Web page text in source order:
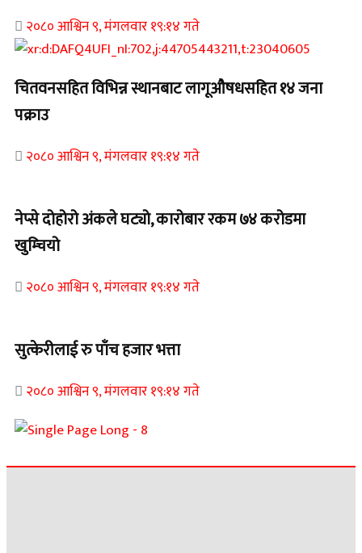
२०८० आश्विन ९, मंगलवार १९:१४ गते
चितवनसहित विभिन्न स्थानबाट लागूऔषधसहित १४ जना
पक्राउ
२०८० आश्विन ९, मंगलवार १९:१४ गते
नेप्से दोहोरो अंकले घट्यो, कारोबार रकम ७४ करोडमा
खुम्चियो
२०८० आश्विन ९, मंगलवार १९:१४ गते
सुत्केरीलाई रु पाँच हजार भत्ता
२०८० आश्विन ९, मंगलवार १९:१४ गते